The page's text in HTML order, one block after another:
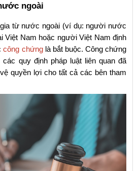
ngoài
từ nước ngoài (ví dụ: người nước
Việt Nam hoặc người Việt Nam định
công chứng là bắt buộc. Công chứng
quy định pháp luật liên quan đã
quyền lợi cho tất cả các bên tham